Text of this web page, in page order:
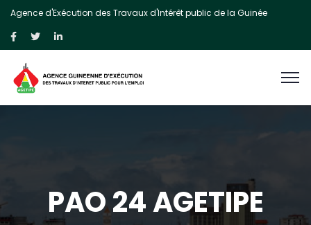
Agence d'Exécution des Travaux d'Intérêt public de la Guinée
PAO 24 AGETIPE